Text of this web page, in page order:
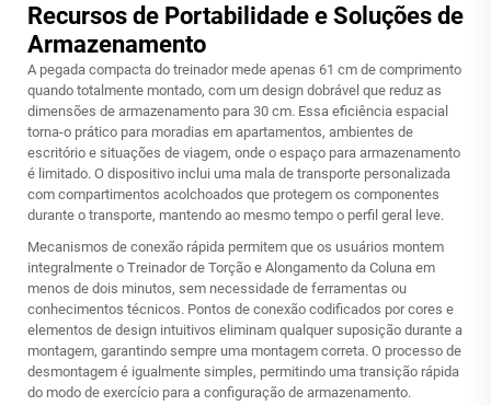
Recursos de Portabilidade e Soluções de
Armazenamento
A pegada compacta do treinador mede apenas 61 cm de comprimento
quando totalmente montado, com um design dobrável que reduz as
dimensões de armazenamento para 30 cm. Essa eficiência espacial
torna-o prático para moradias em apartamentos, ambientes de
escritório e situações de viagem, onde o espaço para armazenamento
é limitado. O dispositivo inclui uma mala de transporte personalizada
com compartimentos acolchoados que protegem os componentes
durante o transporte, mantendo ao mesmo tempo o perfil geral leve.
Mecanismos de conexão rápida permitem que os usuários montem
integralmente o Treinador de Torção e Alongamento da Coluna em
menos de dois minutos, sem necessidade de ferramentas ou
conhecimentos técnicos. Pontos de conexão codificados por cores e
elementos de design intuitivos eliminam qualquer suposição durante a
montagem, garantindo sempre uma montagem correta. O processo de
desmontagem é igualmente simples, permitindo uma transição rápida
do modo de exercício para a configuração de armazenamento.